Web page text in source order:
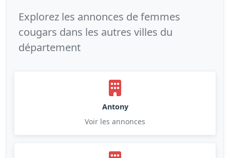
Explorez les annonces de femmes
cougars dans les autres villes du
département
Antony
Voir les annonces